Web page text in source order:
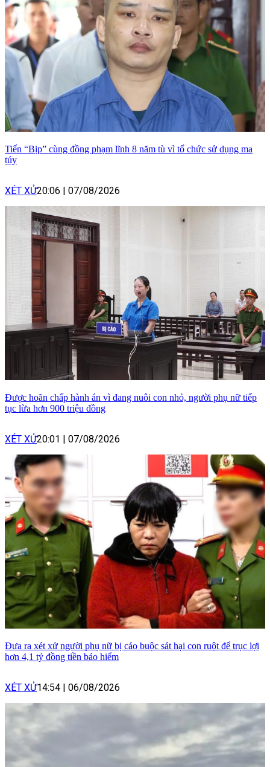
Tiến “Bịp” cùng đồng phạm lĩnh 8 năm tù vì tổ chức sử dụng ma
túy
XÉT XỬ20:06 07/08/2026
Được hoãn chấp hành án vì đang nuôi con nhỏ, người phụ nữ tiếp
tục lừa hơn 900 triệu đồng
XÉT XỬ20:01 07/08/2026
Đưa ra xét xử người phụ nữ bị cáo buộc sát hại con ruột để trục lợi
hơn 4,1 tỷ đồng tiền bảo hiểm
XÉT XỬ14:54 06/08/2026